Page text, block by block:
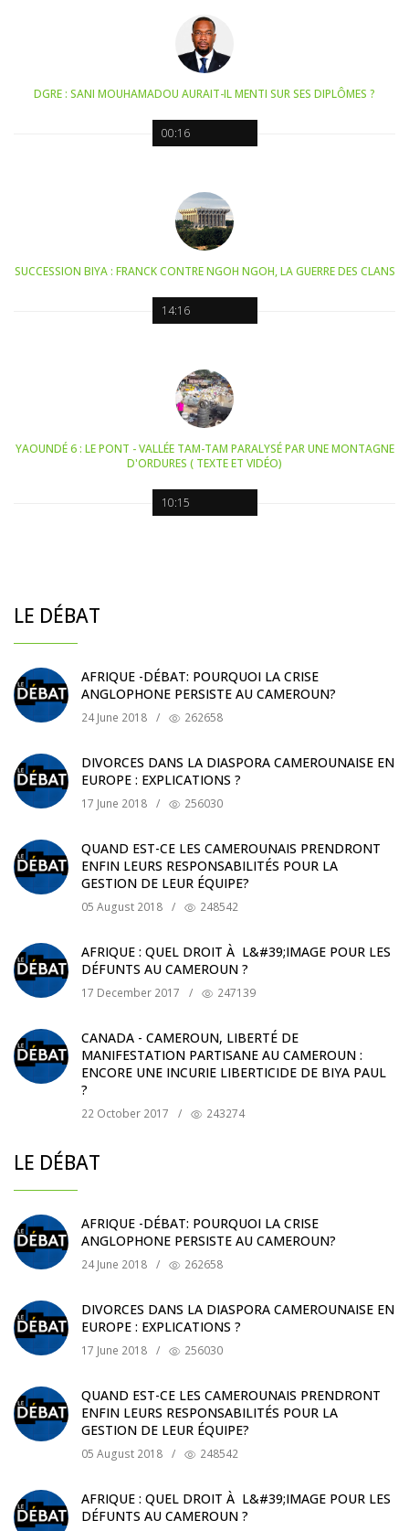
00:16
DGRE : SANI MOUHAMADOU AURAIT-IL MENTI SUR SES DIPLÔMES ?
14:16
SUCCESSION BIYA : FRANCK CONTRE NGOH NGOH, LA GUERRE DES CLANS
10:15
YAOUNDÉ 6 : LE PONT - VALLÉE TAM-TAM PARALYSÉ PAR UNE MONTAGNE
D'ORDURES ( TEXTE ET VIDÉO)
LE DÉBAT
AFRIQUE -DÉBAT: POURQUOI LA CRISE
ANGLOPHONE PERSISTE AU CAMEROUN?
24 June 2018 / 262658
DIVORCES DANS LA DIASPORA CAMEROUNAISE EN
EUROPE : EXPLICATIONS ?
17 June 2018 / 256030
QUAND EST-CE LES CAMEROUNAIS PRENDRONT
ENFIN LEURS RESPONSABILITÉS POUR LA
GESTION DE LEUR ÉQUIPE?
05 August 2018 / 248542
AFRIQUE : QUEL DROIT À L&#39;IMAGE POUR LES
DÉFUNTS AU CAMEROUN ?
17 December 2017 / 247139
CANADA - CAMEROUN, LIBERTÉ DE
MANIFESTATION PARTISANE AU CAMEROUN :
ENCORE UNE INCURIE LIBERTICIDE DE BIYA PAUL
?
22 October 2017 / 243274
LE DÉBAT
AFRIQUE -DÉBAT: POURQUOI LA CRISE
ANGLOPHONE PERSISTE AU CAMEROUN?
24 June 2018 / 262658
DIVORCES DANS LA DIASPORA CAMEROUNAISE EN
EUROPE : EXPLICATIONS ?
17 June 2018 / 256030
QUAND EST-CE LES CAMEROUNAIS PRENDRONT
ENFIN LEURS RESPONSABILITÉS POUR LA
GESTION DE LEUR ÉQUIPE?
05 August 2018 / 248542
AFRIQUE : QUEL DROIT À L&#39;IMAGE POUR LES
DÉFUNTS AU CAMEROUN ?